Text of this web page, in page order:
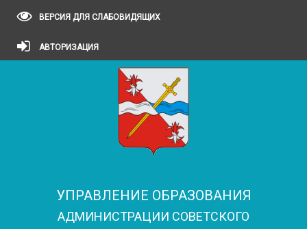
ВЕРСИЯ ДЛЯ СЛАБОВИДЯЩИХ
АВТОРИЗАЦИЯ
УПРАВЛЕНИЕ ОБРАЗОВАНИЯ
АДМИНИСТРАЦИИ СОВЕТСКОГО